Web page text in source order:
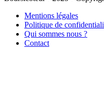
Mentions légales
Politique de
Qui sommes nous ?
Contact